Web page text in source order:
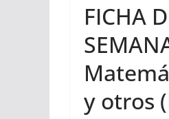
FICHA
y otros